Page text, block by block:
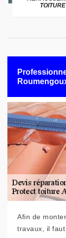
Afin de
travaux, il